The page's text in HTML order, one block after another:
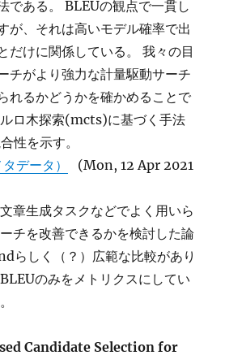
である。 BLEUの観点で一貫し
が、それは高いモデル確率で出
だけに関係している。 我々の目
チがより強力な計量駆動サーチ
れるかどうかを確かめることで
ロ木探索(mcts)に基づく手法
性を示す。
データ）
(Mon, 12 Apr 2021
章生成タスクなどでよく用いら
チを改善できるかを検討した論
らしく（？）広範な比較があり
のみをメトリクスにしてい
Candidate Selection for